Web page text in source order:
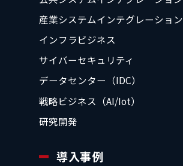
産業システムインテグレーション
インフラビジネス
サイバーセキュリティ
データセンター（IDC）
戦略ビジネス（AI/Iot）
研究開発
導入事例